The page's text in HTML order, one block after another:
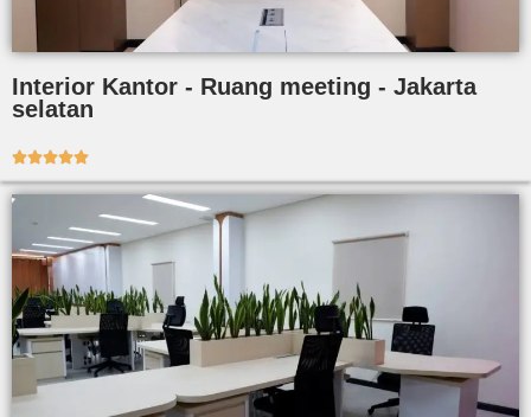
Interior Kantor - Ruang meeting - Jakarta
selatan
